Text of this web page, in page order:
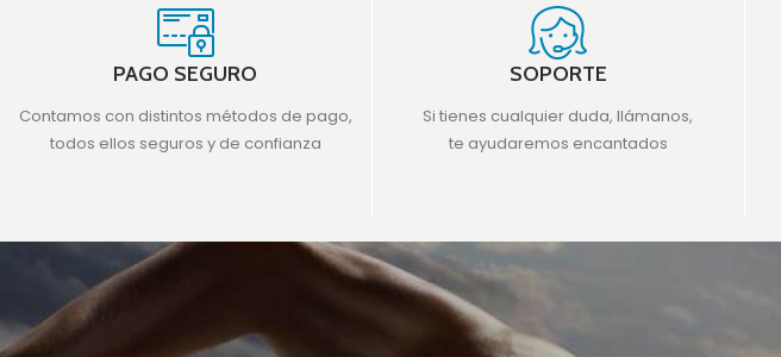
PAGO SEGURO
Contamos con distintos métodos de pago,
todos ellos seguros y de confianza
SOPORTE
Si tienes cualquier duda, llámanos,
te ayudaremos encantados